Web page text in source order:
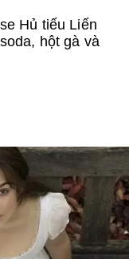
Hủ tiếu Liến
hột gà và